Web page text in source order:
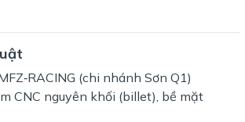
(chi nhánh Sơn Q1)
CNC nguyên khối (billet), bề mặt